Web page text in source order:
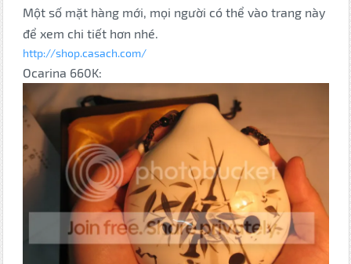
Một số mặt hàng mới, mọi người có thể vào trang này
để xem chi tiết hơn nhé.
http://shop.casach.com/
Ocarina 660K: